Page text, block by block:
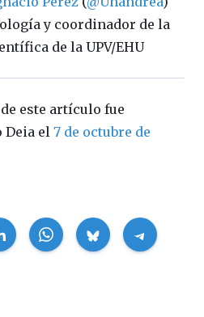
y coordinador de la
de la UPV/EHU
este artículo fue
el 7 de octubre de